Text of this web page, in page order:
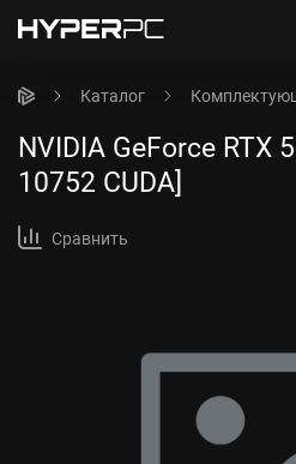
Каталог
NVIDIA GeForce RTX
10752 CUDA]
Сравнить